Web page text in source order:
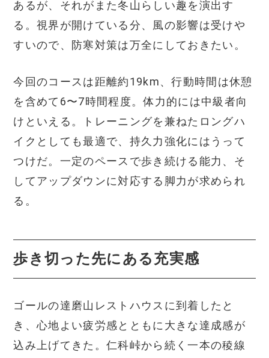
あるが、それがまた冬山らしい趣を演出す
る。視界が開けている分、風の影響は受けや
すいので、防寒対策は万全にしておきたい。
今回のコースは距離約19km、行動時間は休憩
を含めて6〜7時間程度。体力的には中級者向
けといえる。トレーニングを兼ねたロングハ
イクとしても最適で、持久力強化にはうって
つけだ。一定のペースで歩き続ける能力、そ
してアップダウンに対応する脚力が求められ
る。
歩き切った先にある充実感
ゴールの達磨山レストハウスに到着したと
き、心地よい疲労感とともに大きな達成感が
込み上げてきた。仁科峠から続く一本の稜線